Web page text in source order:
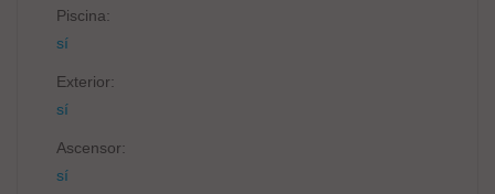
Piscina:
sí
Exterior:
sí
Ascensor:
sí